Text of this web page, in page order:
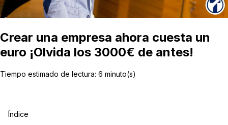
Crear una empresa ahora cuesta un
euro ¡Olvida los 3000€ de antes!
Tiempo estimado de lectura: 6 minuto(s)
Índice